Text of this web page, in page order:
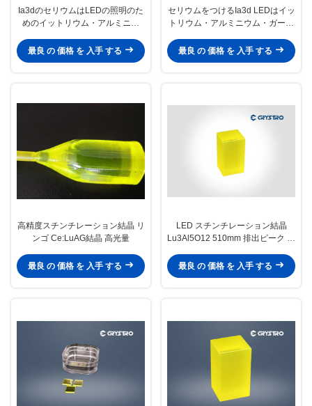
Ia3dのセリウムはLEDの照明のた
めのイットリウム・アルミニウ
最良 の 価格 を 入手 する
セリウムをつけるIa3d LEDはイッ
トリウム・アルミニウム・ガーネ
最良 の 価格 を 入手 する
高精度スチンチレーション結晶 リ
ンゴ Ce:LuAG結晶 高光量
最良 の 価格 を 入手 する
LED スチンチレーション結晶
Lu3Al5O12 510mm 排出ピーク 急
最良 の 価格 を 入手 する